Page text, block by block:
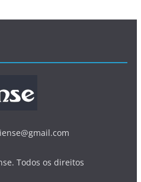
Todos os direitos